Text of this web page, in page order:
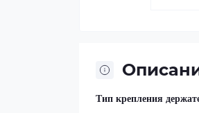
Тип крепления